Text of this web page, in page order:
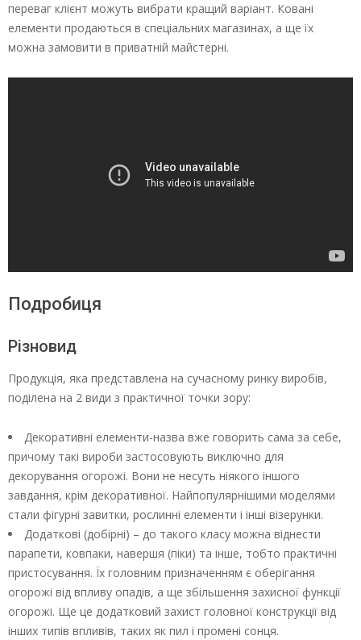
переваг клієнт можуть вибрати кращий варіант. Ковані
елементи продаються в спеціальних магазинах, а ще їх
можна замовити в приватній майстерні.
Подробиця
Різновид
Продукція, яка представлена на сучасному ринку виробів,
поділена на 2 види з практичної точки зору:
Декоративні елементи-назва вже говорить сама за себе,
причому такі вироби застосовують виключно для
декорування огорожі. Вони не несуть ніякого іншого
завдання, крім декоративної. Найпопулярнішими моделями
стали фігурні завитки, рослинні елементи і інші візерунки.
Додаткові (добірні) – до такого класу можна віднести
парапети, ковпаки, навершя (піки) та інше, тобто практичні
пристосування. Їх головним призначенням є оберігання
огорожі від впливу опадів, а ще збільшення захисної функції
огорожі. Ще це додатковий захист головної конструкції від
інших типів впливів, таких як пил і промені сонця.